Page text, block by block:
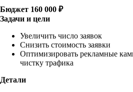
Бюджет 160 000 ₽
Задачи и цели
Увеличить число заявок
Снизить стоимость заявки
Оптимизировать рекламные
чистку трафика
Детали